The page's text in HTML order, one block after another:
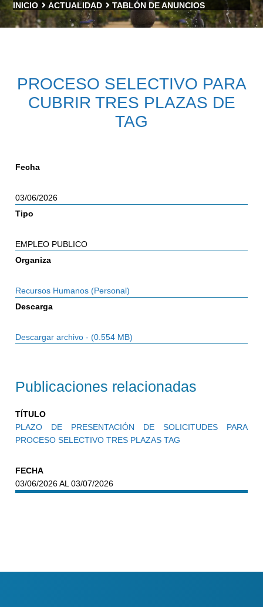
INICIO ACTUALIDAD TABLÓN DE ANUNCIOS
PROCESO SELECTIVO PARA
CUBRIR TRES PLAZAS DE
TAG
Fecha
03/06/2026
Tipo
EMPLEO PUBLICO
Organiza
Recursos Humanos (Personal)
Descarga
Descargar archivo - (0.554 MB)
Publicaciones relacionadas
TÍTULO
PLAZO DE PRESENTACIÓN DE SOLICITUDES PARA
PROCESO SELECTIVO TRES PLAZAS TAG
FECHA
03/06/2026 AL 03/07/2026